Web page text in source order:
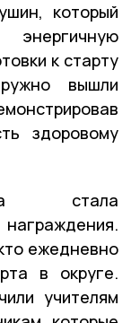
который
к старту
вышли
здоровому
стала
ежедневно
в округе.
учителям